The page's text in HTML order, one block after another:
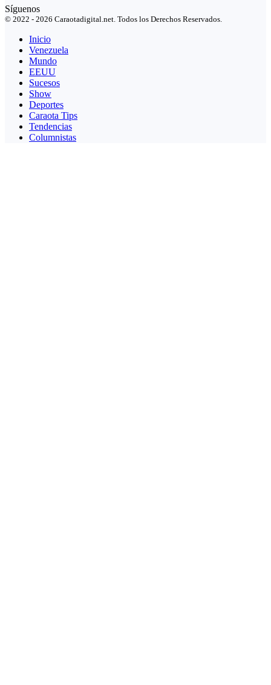
Síguenos
© 2022 - 2026 Caraotadigital.net. Todos los Derechos Reservados.
Inicio
Venezuela
Mundo
EEUU
Sucesos
Show
Deportes
Caraota Tips
Tendencias
Columnistas